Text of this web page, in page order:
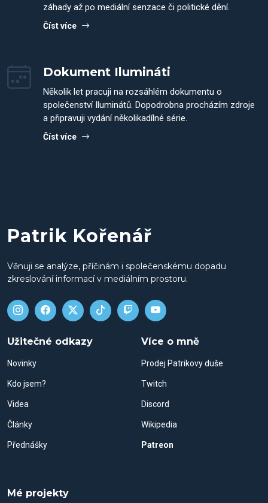
záhady až po mediální senzace či politické dění.
Číst více
Dokument Ilumináti
Několik let pracuji na rozsáhlém dokumentu o
společenství Iluminátů. Dopodrobna procházím zdroje
a připravuji vydání několikadílné série.
Číst více
Patrik Kořenář
Věnuji se analýze, příčinám i společenskému dopadu
zkreslování informací v mediálním prostoru.
Užitečné odkazy
Novinky
Kdo jsem?
Videa
Články
Přednášky
Více o mně
Prodej Patrikovy duše
Twitch
Discord
Wikipedia
Patreon
Mé projekty